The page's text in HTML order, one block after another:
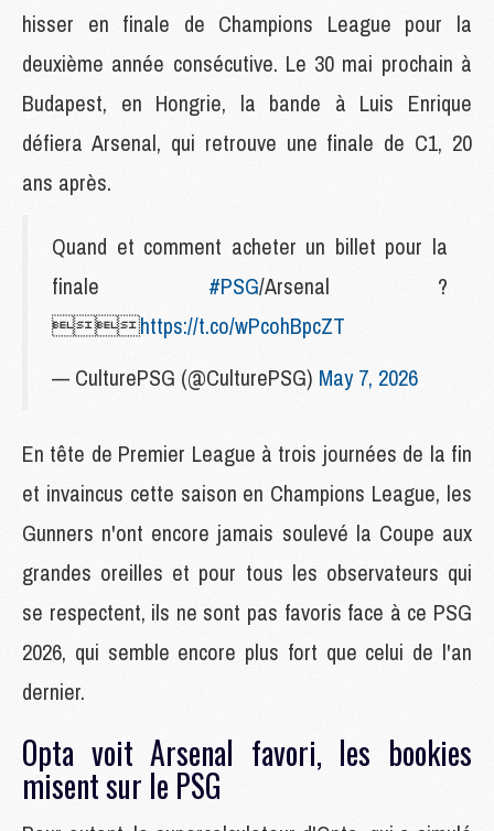
hisser en finale de Champions League pour la
deuxième année consécutive. Le 30 mai prochain à
Budapest, en Hongrie, la bande à Luis Enrique
défiera Arsenal, qui retrouve une finale de C1, 20
ans après.
Quand et comment acheter un billet pour la
finale #PSG/Arsenal ?
https://t.co/wPcohBpcZT
— CulturePSG (@CulturePSG) May 7, 2026
En tête de Premier League à trois journées de la fin
et invaincus cette saison en Champions League, les
Gunners n'ont encore jamais soulevé la Coupe aux
grandes oreilles et pour tous les observateurs qui
se respectent, ils ne sont pas favoris face à ce PSG
2026, qui semble encore plus fort que celui de l'an
dernier.
Opta voit Arsenal favori, les bookies
misent sur le PSG